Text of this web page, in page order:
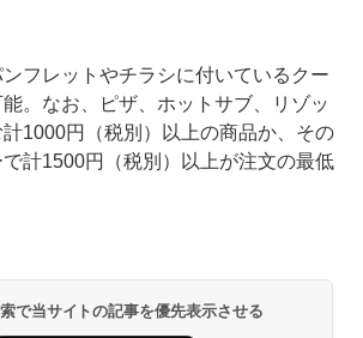
フレットやチラシに付いているクー
。なお、ピザ、ホットサブ、リゾッ
計1000円（税別）以上の商品か、その
計1500円（税別）以上が注文の最低
で当サイトの記事を優先表示させる